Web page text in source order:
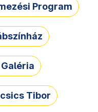
Program
Tibor